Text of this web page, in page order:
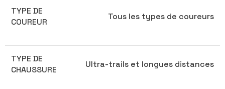
TYPE DE
COUREUR
Tous les types de coureurs
TYPE DE
CHAUSSURE
Ultra-trails et longues distances